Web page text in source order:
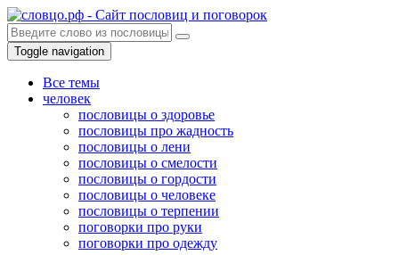
Toggle navigation
Все темы
человек
пословицы о здоровье
пословицы про жадность
пословицы о лени
пословицы о смелости
пословицы о гордости
пословицы о человеке
пословицы о терпении
поговорки про руки
поговорки про одежду